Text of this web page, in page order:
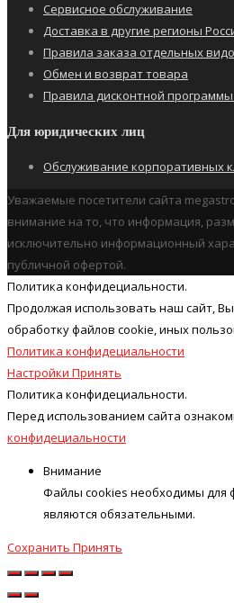
Сервисное обслуживание
Доставка в другие регионы
Правила заказа отдельных
Обмен и возврат товара
Правила дисконтной
Для юридических лиц
Обслуживание корпоративных
Уважаемые посетители сайта
внимание на то, что информация,
исключительно информационный
публичной офертой.
Политика конфидециальности.
Продолжая использовать наш cайт, Вы
обработку файлов cookie, иных
Политика конфидециальности
Настройки Принять
Политика конфидециальности.
Перед использованием сайта
конфидециальности
Внимание
Файлы cookies необходимы для
являются обязательными.
Сохранить Принять